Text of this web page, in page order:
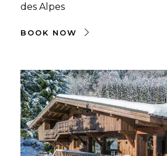
des Alpes
BOOK NOW